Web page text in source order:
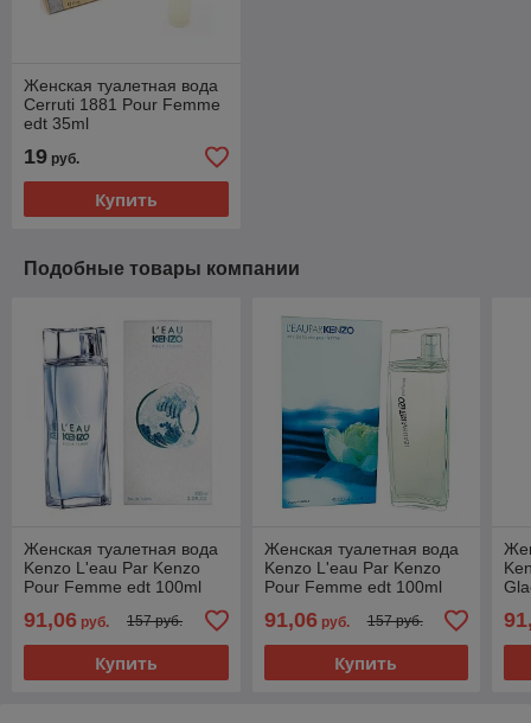
Женская туалетная вода
Cerruti 1881 Pour Femme
edt 35ml
19 руб.
Купить
Подобные товары компании
Женская туалетная вода
Kenzo L'eau Par Kenzo
Pour Femme edt 100ml
91,06 руб. 157 руб.
Купить
Женская туалетная вода
Kenzo L'eau Par Kenzo
Pour Femme edt 100ml
91,06руб. 157 руб.
Купить